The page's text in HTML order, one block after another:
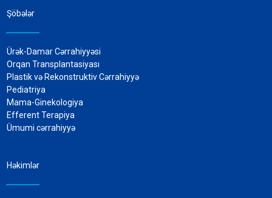
Şöbələr
Ürək-Damar Cərrahiyyəsi
Orqan Transplantasiyası
Plastik və Rekonstruktiv Cərrahiyyə
Pediatriya
Mama-Ginekologiya
Efferent Terapiya
Ümumi cərrahiyyə
Həkimlər